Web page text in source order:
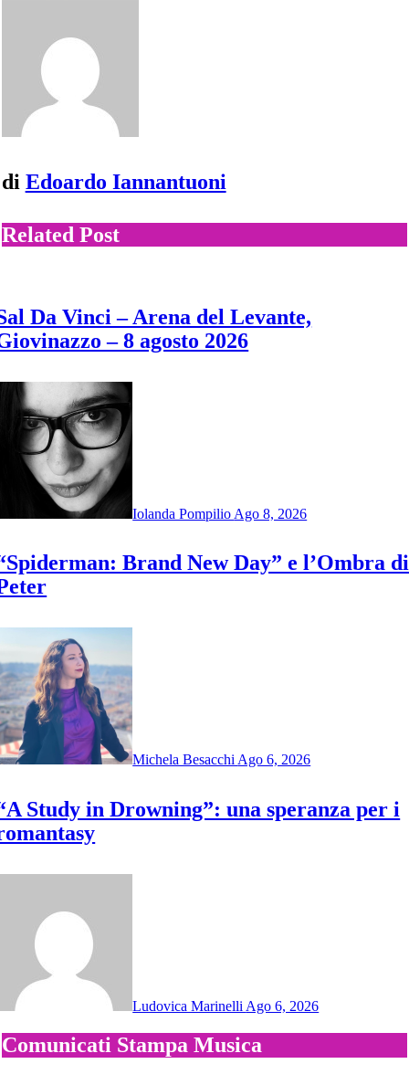
di Edoardo Iannantuoni
Related Post
Da Vinci – Arena del Levante,
– 8 agosto 2026
Iolanda Pompilio Ago 8, 2026
Brand New Day” e l’Ombra di
Michela Besacchi Ago 6, 2026
Study in Drowning”: una speranza per i
Ludovica Marinelli Ago 6, 2026
Comunicati Stampa Musica